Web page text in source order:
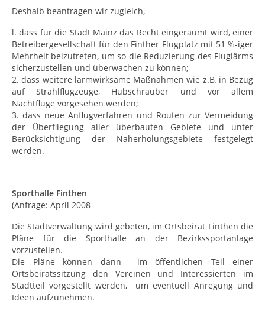
Deshalb beantragen wir zugleich,
l. dass für die Stadt Mainz das Recht eingeräumt wird, einer
Betreibergesellschaft für den Finther Flugplatz mit 51 %-iger
Mehrheit beizutreten, um so die Reduzierung des Fluglärms
sicherzustellen und überwachen zu können;
2. dass weitere lärmwirksame Maßnahmen wie z.B. in Bezug
auf Strahlflugzeuge, Hubschrauber und vor allem
Nachtflüge vorgesehen werden;
3. dass neue Anflugverfahren und Routen zur Vermeidung
der Überfliegung aller überbauten Gebiete und unter
Berücksichtigung der Naherholungsgebiete festgelegt
werden.
Sporthalle Finthen
(Anfrage: April 2008
Die Stadtverwaltung wird gebeten, im Ortsbeirat Finthen die
Pläne für die Sporthalle an der Bezirkssportanlage
vorzustellen.
Die Pläne können dann im öffentlichen Teil einer
Ortsbeiratssitzung den Vereinen und Interessierten im
Stadtteil vorgestellt werden, um eventuell Anregung und
Ideen aufzunehmen.